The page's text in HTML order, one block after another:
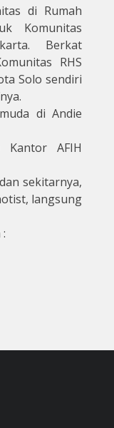
di Rumah
Komunitas
Berkat
RHS
Solo sendiri
di Andie
AFIH
sekitarnya,
langsung